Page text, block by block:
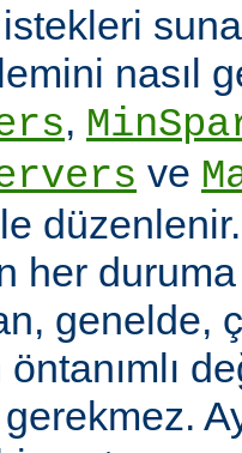
nasıl
,
ve
her
genelde,